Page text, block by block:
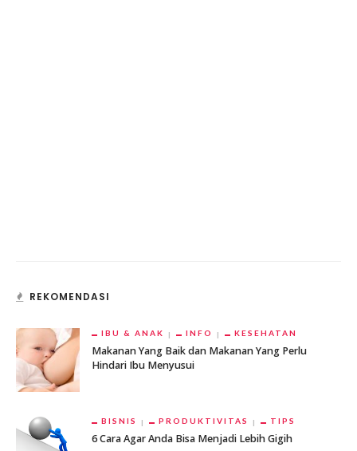
REKOMENDASI
IBU & ANAK INFO KESEHATAN
Makanan Yang Baik dan Makanan Yang Perlu
Hindari Ibu Menyusui
BISNIS PRODUKTIVITAS TIPS
6 Cara Agar Anda Bisa Menjadi Lebih Gigih